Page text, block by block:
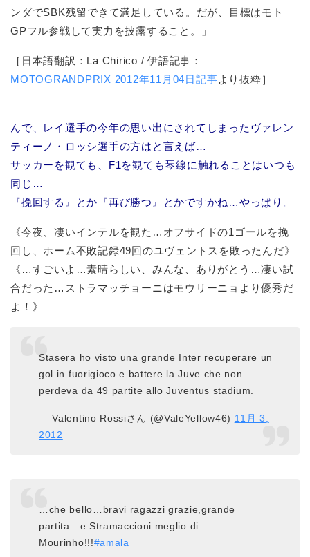
ンダでSBK残留できて満足している。だが、目標はモト
GPフル参戦して実力を披露すること。」
［日本語翻訳：La Chirico / 伊語記事：
MOTOGRANDPRIX 2012年11月04日記事より抜粋］
んで、レイ選手の今年の思い出にされてしまったヴァレン
ティーノ・ロッシ選手の方はと言えば…
サッカーを観ても、F1を観ても琴線に触れることはいつも
同じ…
『挽回する』とか『再び勝つ』とかですかね…やっぱり。
《今夜、凄いインテルを観た…オフサイドの1ゴールを挽
回し、ホーム不敗記録49回のユヴェントスを敗ったんだ》
《…すごいよ…素晴らしい、みんな、ありがとう…凄い試
合だった…ストラマッチョーニはモウリーニョより優秀だ
よ！》
Stasera ho visto una grande Inter recuperare un
gol in fuorigioco e battere la Juve che non
perdeva da 49 partite allo Juventus stadium.
— Valentino Rossiさん (@ValeYellow46) 11月 3,
2012
…che bello…bravi ragazzi grazie,grande
partita…e Stramaccioni meglio di
Mourinho!!!#amala